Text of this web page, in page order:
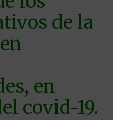
de la
en
covid-19.